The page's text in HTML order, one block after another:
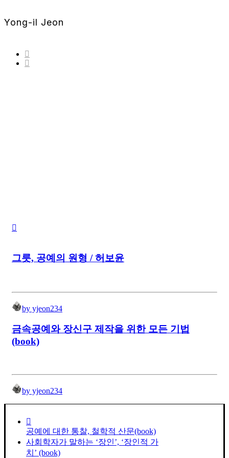
Yong-il Jeon
그릇, 공예의 원형 / 허보윤
by yjeon234
금속공예와 장신구 제작을 위한 모든 기법
(book)
by yjeon234
공예에 대한 통찰, 철학적 산문(book)
사회학자가 말하는 ‘장인’, ‘장인적 가
치’ (book)